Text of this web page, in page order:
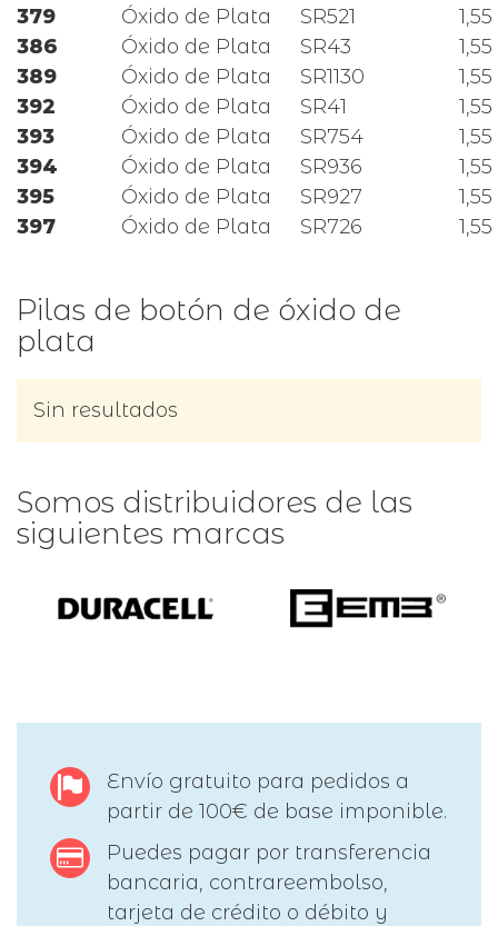
379
Óxido de Plata SR521
1,55
386
Óxido de Plata SR43
1,55
389
Óxido de Plata SR1130
1,55
392
Óxido de Plata SR41
1,55
393
Óxido de Plata SR754
1,55
394
Óxido de Plata SR936
1,55
395
Óxido de Plata SR927
1,55
397
Óxido de Plata SR726 1,55
Pilas de botón de óxido de
plata
Sin resultados
Somos distribuidores de las
siguientes marcas
Envío gratuito para pedidos a
partir de 100€ de base imponible.
Puedes pagar por transferencia
bancaria, contrareembolso,
tarjeta de crédito o débito y